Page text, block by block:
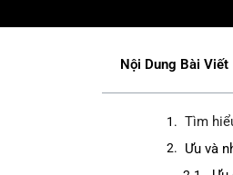
Nội Dung Bài Viết
Tìm
Ưu và